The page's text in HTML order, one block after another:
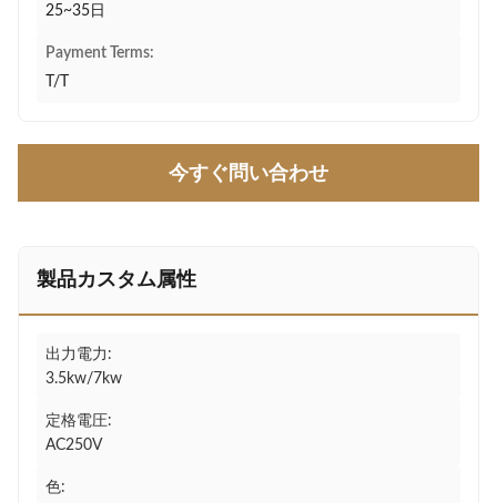
25~35日
Payment Terms:
T/T
今すぐ問い合わせ
製品カスタム属性
出力電力:
3.5kw/7kw
定格電圧:
AC250V
色: